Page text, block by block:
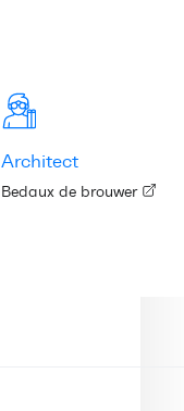
Architect
Bedaux de brouwer